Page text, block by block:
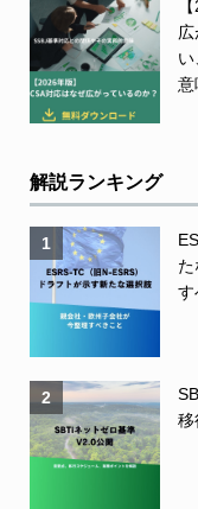
解説ランキング
1
す
2
移